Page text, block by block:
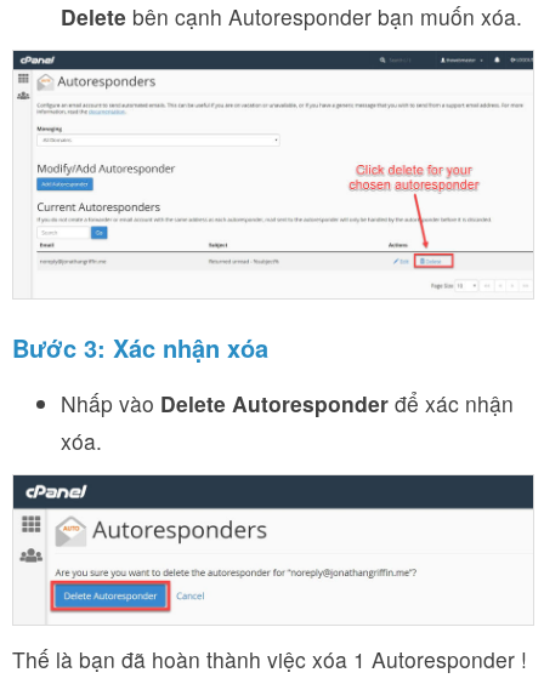
Delete bên cạnh Autoresponder bạn muốn xóa.
Bước 3: Xác nhận xóa
Nhấp vào Delete Autoresponder để xác nhận
xóa.
Thế là bạn đã hoàn thành việc xóa 1 Autoresponder !